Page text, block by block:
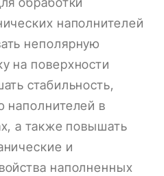
наполнителей
неполярную
на поверхности
стабильность,
наполнителей в
а также повышать
и
наполненных